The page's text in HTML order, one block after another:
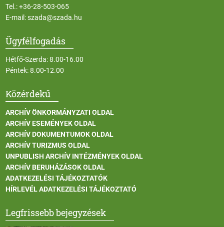
Tel.:+36-28-503-065
E-mail:szada@szada.hu
Ügyfélfogadás
Hétfő-Szerda: 8.00-16.00
Péntek: 8.00-12.00
Közérdekű
ARCHÍV ÖNKORMÁNYZATI OLDAL
ARCHÍV ESEMÉNYEK OLDAL
ARCHÍV DOKUMENTUMOK OLDAL
ARCHÍV TURIZMUS OLDAL
UNPUBLISH ARCHÍV INTÉZMÉNYEK OLDAL
ARCHÍV BERUHÁZÁSOK OLDAL
ADATKEZELÉSI TÁJÉKOZTATÓK
HÍRLEVÉL ADATKEZELÉSI TÁJÉKOZTATÓ
Legfrissebb bejegyzések